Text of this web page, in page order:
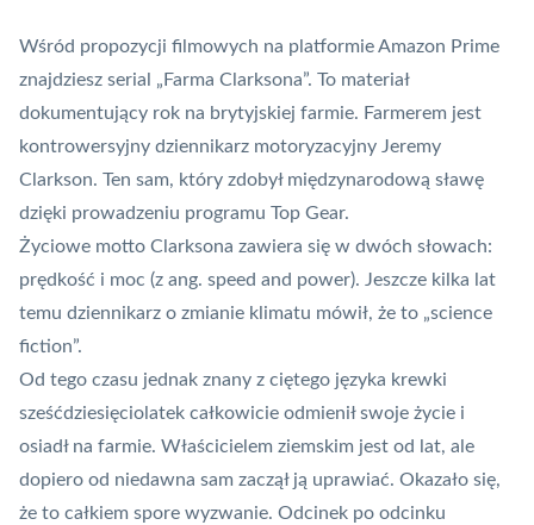
Wśród propozycji filmowych na platformie Amazon Prime
znajdziesz serial „Farma Clarksona”. To materiał
dokumentujący rok na brytyjskiej farmie. Farmerem jest
kontrowersyjny dziennikarz motoryzacyjny Jeremy
Clarkson. Ten sam, który zdobył międzynarodową sławę
dzięki prowadzeniu programu Top Gear.
Życiowe motto Clarksona zawiera się w dwóch słowach:
prędkość i moc (z ang. speed and power). Jeszcze kilka lat
temu dziennikarz o zmianie klimatu mówił, że to „science
fiction”.
Od tego czasu jednak znany z ciętego języka krewki
sześćdziesięciolatek całkowicie odmienił swoje życie i
osiadł na farmie. Właścicielem ziemskim jest od lat, ale
dopiero od niedawna sam zaczął ją uprawiać. Okazało się,
że to całkiem spore wyzwanie. Odcinek po odcinku